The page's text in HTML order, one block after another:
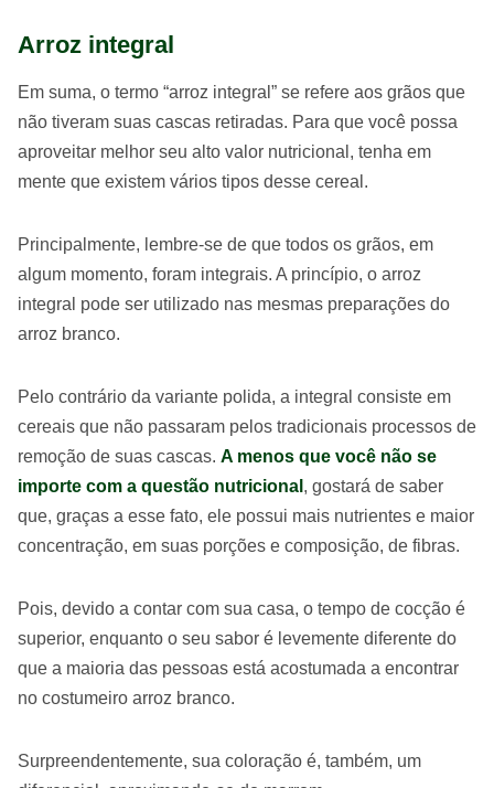
Arroz integral
Em suma, o termo “arroz integral” se refere aos grãos que
não tiveram suas cascas retiradas. Para que você possa
aproveitar melhor seu alto valor nutricional, tenha em
mente que existem vários tipos desse cereal.
Principalmente, lembre-se de que todos os grãos, em
algum momento, foram integrais. A princípio, o arroz
integral pode ser utilizado nas mesmas preparações do
arroz branco.
Pelo contrário da variante polida, a integral consiste em
cereais que não passaram pelos tradicionais processos de
remoção de suas cascas. A menos que você não se
importe com a questão nutricional , gostará de saber
que, graças a esse fato, ele possui mais nutrientes e maior
concentração, em suas porções e composição, de fibras.
Pois, devido a contar com sua casa, o tempo de cocção é
superior, enquanto o seu sabor é levemente diferente do
que a maioria das pessoas está acostumada a encontrar
no costumeiro arroz branco.
Surpreendentemente, sua coloração é, também, um